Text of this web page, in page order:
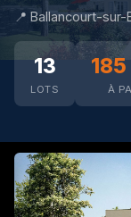
📍 Ballancourt-sur-
13
LOTS À